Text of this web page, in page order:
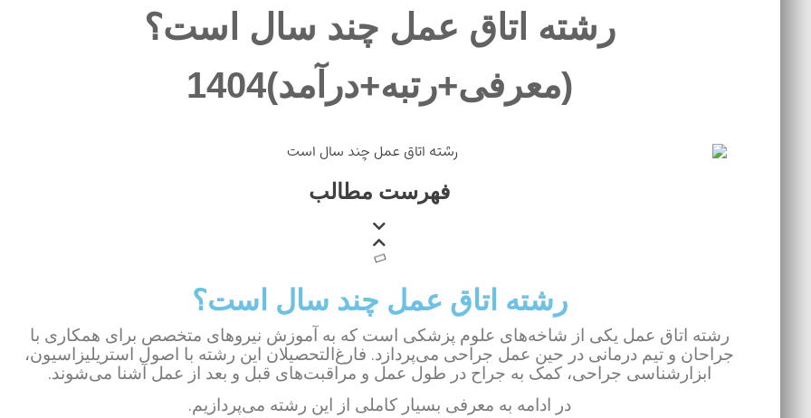
رشته اتاق عمل چند سال است؟
(معرفی+رتبه+درآمد)1404
فهرست مطالب
رشته اتاق عمل چند سال است؟
رشته اتاق عمل یکی از شاخه‌های علوم پزشکی است که به آموزش نیروهای متخصص برای همکاری با
جراحان و تیم درمانی در حین عمل جراحی می‌پردازد. فارغ‌التحصیلان این رشته با اصول استریلیزاسیون،
ابزارشناسی جراحی، کمک به جراح در طول عمل و مراقبت‌های قبل و بعد از عمل آشنا می‌شوند‌‌.
در ادامه به معرفی بسیار کاملی از این رشته می‌پردازیم.